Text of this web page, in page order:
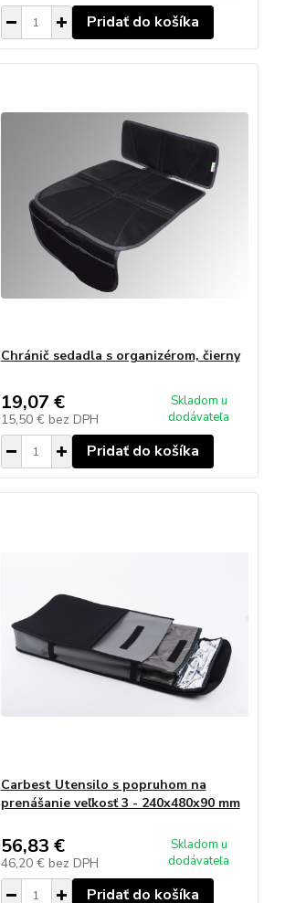
Pridať do košíka
Chránič sedadla s organizérom, čierny
19,07 €
15,50 € bez DPH
Skladom u
dodávateľa
Pridať do košíka
Carbest Utensilo s popruhom na
prenášanie veľkosť 3 - 240x480x90 mm
56,83 €
46,20 € bez DPH
Skladom u
dodávateľa
Pridať do košíka